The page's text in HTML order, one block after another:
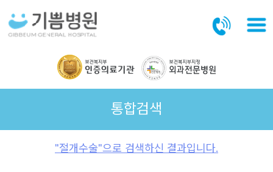
통합검색
"절개수술"으로 검색하신 결과입니다.